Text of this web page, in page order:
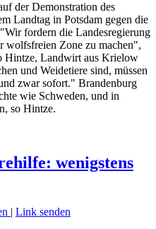
der Demonstration des
Landtag in Potsdam gegen die
fordern die Landesregierung
wolfsfreien Zone zu machen",
Hintze, Landwirt aus Krielow
und Weidetiere sind, müssen
zwar sofort." Brandenburg
wie Schweden, und in
so Hintze.
wenigstens
| Link senden